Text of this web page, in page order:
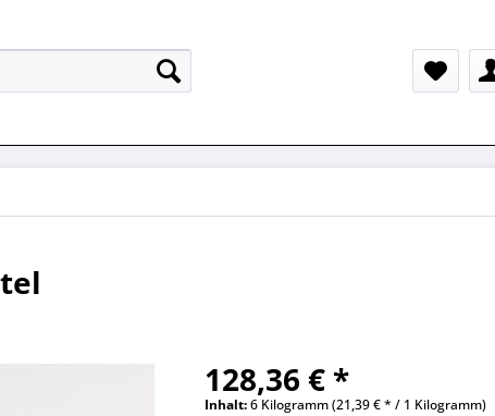
128,36 € *
Inhalt:6 Kilogramm (21,39 € * / 1 Kilogramm)